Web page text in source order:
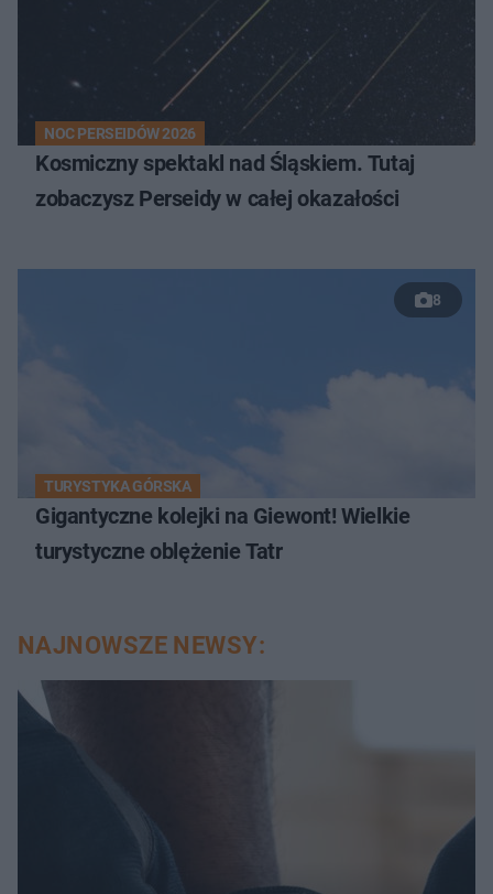
NOC PERSEIDÓW 2026
Kosmiczny spektakl nad Śląskiem. Tutaj
zobaczysz Perseidy w całej okazałości
8
TURYSTYKA GÓRSKA
Gigantyczne kolejki na Giewont! Wielkie
turystyczne oblężenie Tatr
NAJNOWSZE NEWSY: